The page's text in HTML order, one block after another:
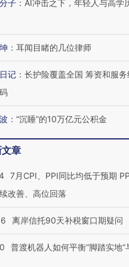
是“人道危
裂西班牙
湖北宜昌局部短时降雨
子 ： AI冲击之下，年轻人与高学
： 耳闻目睹的几位律师
记 ： 长护险覆盖全国 筹资和服
： “沉睡”的10万亿元公积金
章
7月CPI、PPI同比均低于预期
改善、高位回落
离岸信托90天补税窗口期疑问
普渡机器人如何平衡“脚踏实地”